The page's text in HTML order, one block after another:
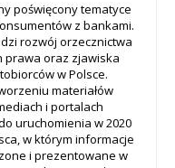
poświęcony tematyce
z bankami.
rozwój orzecznictwa
prawa oraz zjawiska
w Polsce.
materiałów
i portalach
uruchomienia w 2020
w którym informacje
i prezentowane w